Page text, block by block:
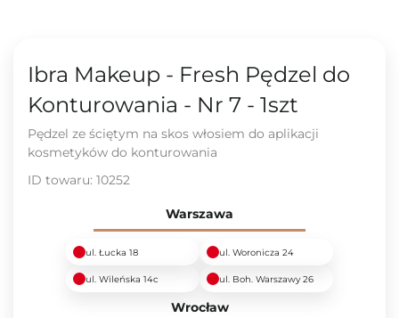
Ibra Makeup - Fresh Pędzel do
Konturowania - Nr 7 - 1szt
Pędzel ze ściętym na skos włosiem do aplikacji
kosmetyków do konturowania
ID towaru: 10252
Warszawa
ul. Łucka 18 ul. Woronicza 24
ul. Wileńska 14c ul. Boh. Warszawy 26
Wrocław